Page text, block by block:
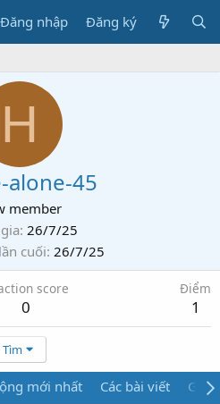
Đăng nhập Đăng ký
H
alone-45
member
26/7/25
cuối 26/7/25
score
0
Điểm
1
Tìm
mới nhất Các bài viết Giới